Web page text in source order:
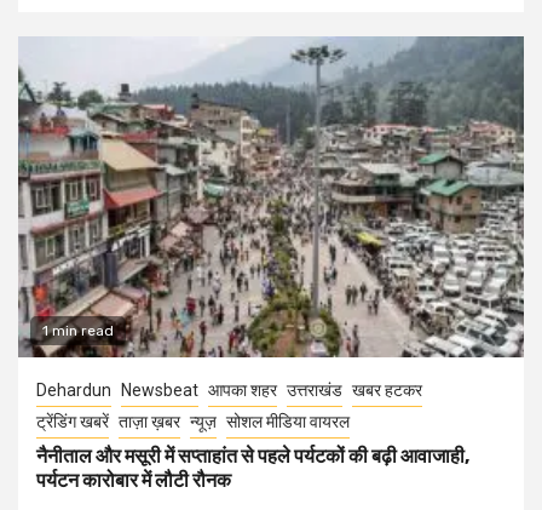
1 min read
Dehardun Newsbeat आपका शहर उत्तराखंड खबर हटकर
ट्रेंडिंग खबरें ताज़ा ख़बर न्यूज़ सोशल मीडिया वायरल
नैनीताल और मसूरी में सप्ताहांत से पहले पर्यटकों की बढ़ी आवाजाही,
पर्यटन कारोबार में लौटी रौनक